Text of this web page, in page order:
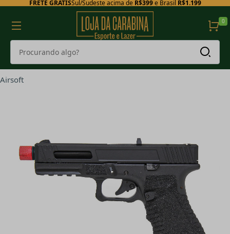
FRETE GRÁTISSul/Sudeste acima de R$399e Brasil R$1.199
0
Airsoft